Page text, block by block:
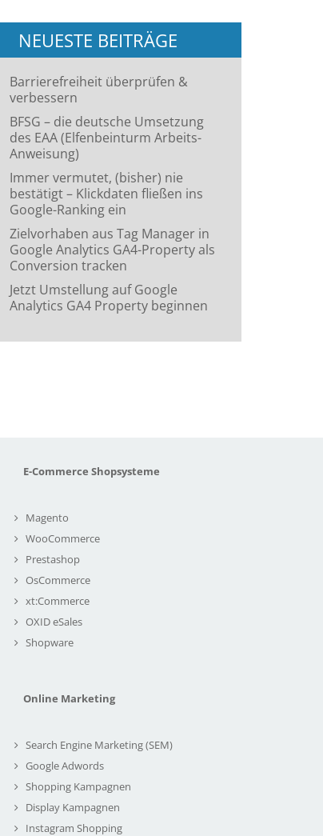
NEUESTE BEITRÄGE
Barrierefreiheit überprüfen &
verbessern
BFSG – die deutsche Umsetzung
des EAA (Elfenbeinturm Arbeits-
Anweisung)
Immer vermutet, (bisher) nie
bestätigt – Klickdaten fließen ins
Google-Ranking ein
Zielvorhaben aus Tag Manager in
Google Analytics GA4-Property als
Conversion tracken
Jetzt Umstellung auf Google
Analytics GA4 Property beginnen
E-Commerce Shopsysteme
Magento
WooCommerce
Prestashop
OsCommerce
xt:Commerce
OXID eSales
Shopware
Online Marketing
Search Engine Marketing (SEM)
Google Adwords
Shopping Kampagnen
Display Kampagnen
Instagram Shopping